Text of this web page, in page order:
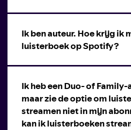
Ik ben auteur. Hoe krijg ik
luisterboek op Spotify?
Ik heb een Duo- of
maar zie de optie om
streamen niet in mijn
kan ik luisterboeken